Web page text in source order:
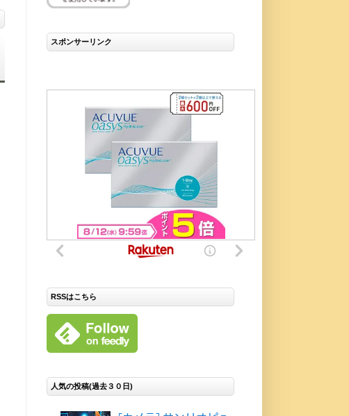
スポンサーリンク
RSSはこちら
人気の投稿(過去３０日)